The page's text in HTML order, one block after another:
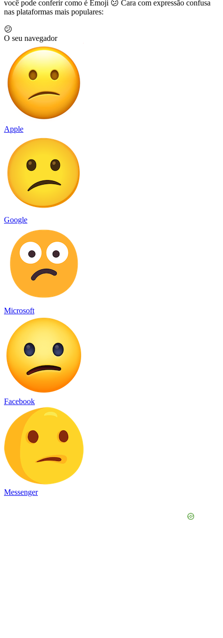
você pode conferir como é Emoji 😕 Cara com expressão confusa
nas plataformas mais populares:
😕
O seu navegador
Apple
Google
Microsoft
Facebook
Messenger